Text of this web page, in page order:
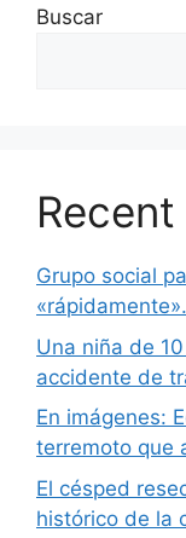
Buscar
Grupo social
«rápidamente».
Una niña de
accidente de
En imágenes:
terremoto que
El césped
histórico de la